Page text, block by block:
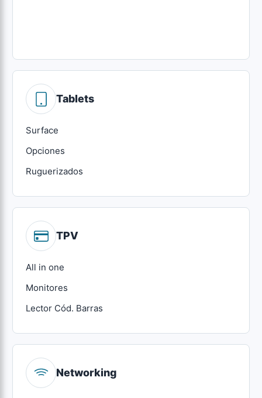
Tablets
Surface
Opciones
Ruguerizados
TPV
All in one
Monitores
Lector Cód. Barras
Networking